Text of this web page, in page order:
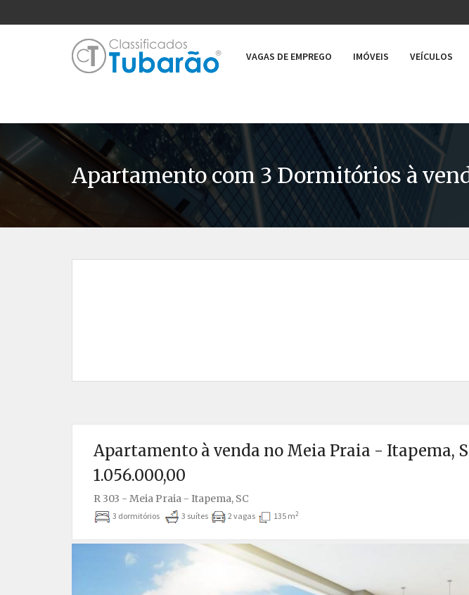
VAGAS DE EMPREGO IMÓVEIS VEÍCULOS
Apartamento com 3 Dormitórios à
Apartamento à venda no Meia Praia - Itapema,
1.056.000,00
R 303 - Meia Praia - Itapema, SC
3 dormitórios 3 suítes 2 vagas 135 m2